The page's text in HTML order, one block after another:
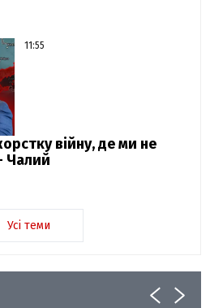
11:55
війну, де ми не
Чалий
Усі теми